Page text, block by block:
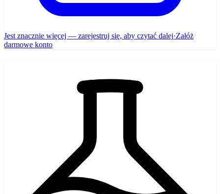
Jest znacznie więcej — zarejestruj się, aby czytać dalej·Załóż
darmowe konto